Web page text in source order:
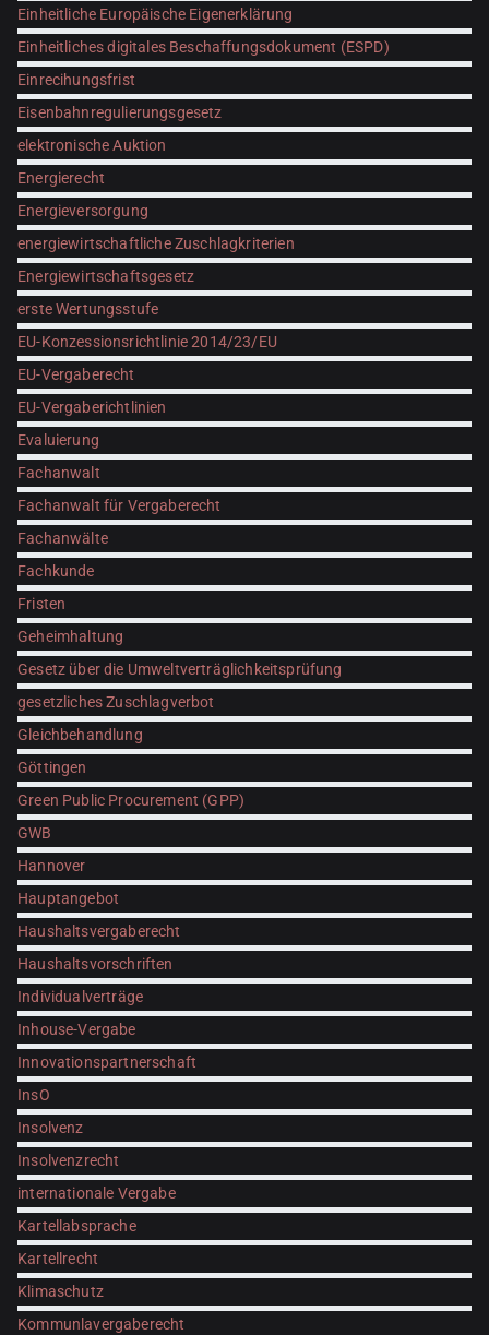
Einheitliche Europäische Eigenerklärung
Einheitliches digitales Beschaffungsdokument (ESPD)
Einrecihungsfrist
Eisenbahnregulierungsgesetz
elektronische Auktion
Energierecht
Energieversorgung
energiewirtschaftliche Zuschlagkriterien
Energiewirtschaftsgesetz
erste Wertungsstufe
EU-Konzessionsrichtlinie 2014/23/EU
EU-Vergaberecht
EU-Vergaberichtlinien
Evaluierung
Fachanwalt
Fachanwalt für Vergaberecht
Fachanwälte
Fachkunde
Fristen
Geheimhaltung
Gesetz über die Umweltverträglichkeitsprüfung
gesetzliches Zuschlagverbot
Gleichbehandlung
Göttingen
Green Public Procurement (GPP)
GWB
Hannover
Hauptangebot
Haushaltsvergaberecht
Haushaltsvorschriften
Individualverträge
Inhouse-Vergabe
Innovationspartnerschaft
InsO
Insolvenz
Insolvenzrecht
internationale Vergabe
Kartellabsprache
Kartellrecht
Klimaschutz
Kommunlavergaberecht